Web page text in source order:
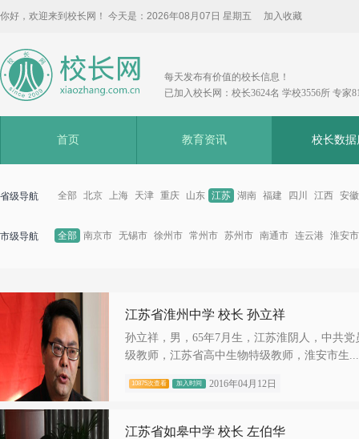
你好，欢迎来到校长网！ 今天是： 2026年08月07日 星期五 加入收藏
每天发布有价值的校长信息！
已加入校长网：校长3624名 学校3556所 专家
首页 教育资讯 校长数据
省级导航 全部 北京 上海 天津 重庆 山东 江苏 湖南 福建 四川 江西 安徽
市级导航 全部 南京市 无锡市 徐州市 常州市 苏州市 南通市 连云港 淮安市
江苏省淮州中学 校长 孙立祥
孙立祥，男，65年7月生，江苏淮阴人，中共
级教师，江苏省高中生物特级教师，淮安市生...
10875次查看 加入时间 2016年04月12日
江苏省如皋中学 校长 左伯华